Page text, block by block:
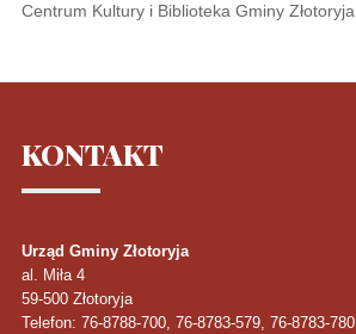
Centrum Kultury i Biblioteka Gminy Złotoryja
KONTAKT
Urząd Gminy Złotoryja
al. Miła 4
59-500 Złotoryja
Telefon: 76-8788-700, 76-8783-579, 76-8783-780